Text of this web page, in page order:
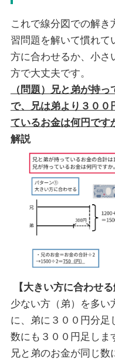
これで線分図での解き
習問題を解いて慣れて
方に合わせるか、小さ
方で大丈夫です。
（問題）兄と弟が持
で、兄は弟より３００
ているお金は何円です
解説
【大きい方に合わせる
少ない方（弟）を多い
に、弟に３００円分足
数にも３００円足しま
兄と弟のお金が同じ